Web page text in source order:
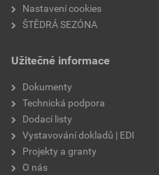
Nastavení cookies
ŠTĚDRÁ SEZÓNA
Užitečné informace
Dokumenty
Technická podpora
Dodací listy
Vystavování dokladů | EDI
Projekty a granty
O nás